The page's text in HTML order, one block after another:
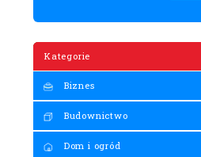
Kategorie
Biznes
Budownictwo
Dom i ogród